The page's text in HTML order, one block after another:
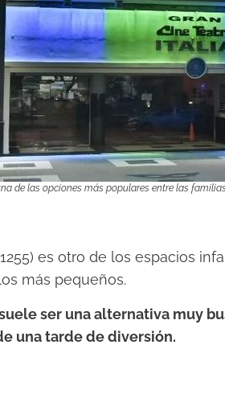
de las opciones más populares entre las
es otro de los espacios
más pequeños.
ser una alternativa muy
una tarde de diversión.